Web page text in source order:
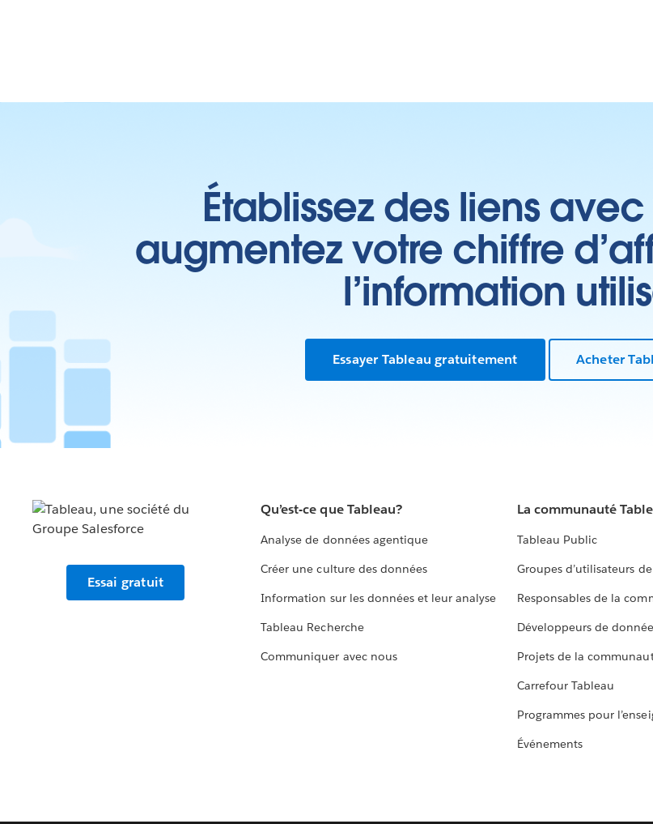
Établissez des liens
augmentez votre chiffre
l’information
Essayer Tableau gratuitement Acheter
Essai gratuit
Qu’est-ce que Tableau?
Analyse de données agentique
Créer une culture des données
Information sur les données et leur analyse
Tableau Recherche
Communiquer avec nous
La communauté
Tableau Public
Groupes d’utilisateurs
Responsables de la
Développeurs de
Projets de la
Carrefour Tableau
Programmes pour
Événements